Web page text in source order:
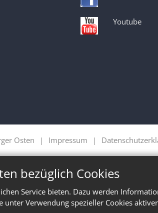
bezüglich Cookies
Service bieten. Dazu werden
unter Verwendung spezieller Cookies
Youtube
Osten Impressum